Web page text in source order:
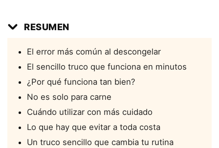
RESUMEN
El error más común al descongelar
El sencillo truco que funciona en minutos
¿Por qué funciona tan bien?
No es solo para carne
Cuándo utilizar con más cuidado
Lo que hay que evitar a toda costa
Un truco sencillo que cambia tu rutina